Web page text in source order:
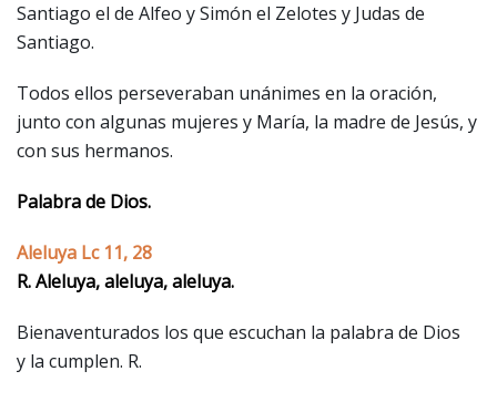
Santiago el de Alfeo y Simón el Zelotes y Judas de
Santiago.
Todos ellos perseveraban unánimes en la oración,
junto con algunas mujeres y María, la madre de Jesús, y
con sus hermanos.
Palabra de Dios.
Aleluya Lc 11, 28
R. Aleluya, aleluya, aleluya.
Bienaventurados los que escuchan la palabra de Dios
y la cumplen. R.